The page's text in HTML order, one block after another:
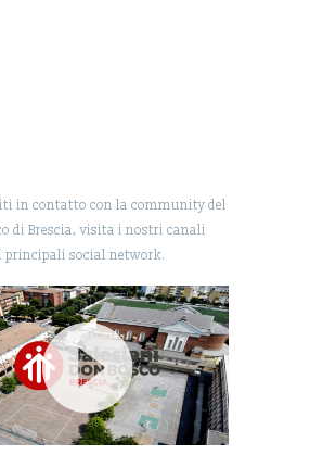
in contatto con la community del
di Brescia, visita i nostri canali
social network.